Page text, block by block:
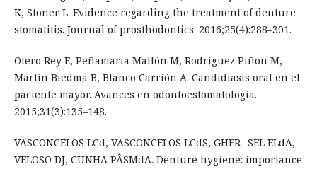
K, Stoner L. Evidence regarding the treatment of denture
stomatitis. Journal of prosthodontics. 2016;25(4):288–301.
Otero Rey E, Peñamaría Mallón M, Rodríguez Piñón M,
Martín Biedma B, Blanco Carrión A. Candidiasis oral en el
paciente mayor. Avances en odontoestomatología.
2015;31(3):135–148.
VASCONCELOS LCd, VASCONCELOS LCdS, GHER- SEL ELdA,
VELOSO DJ, CUNHA PÂSMdA. Denture hygiene: importance